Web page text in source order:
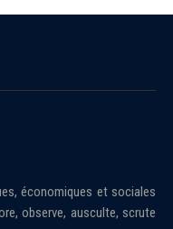
économiques et sociales
observe, ausculte, scrute